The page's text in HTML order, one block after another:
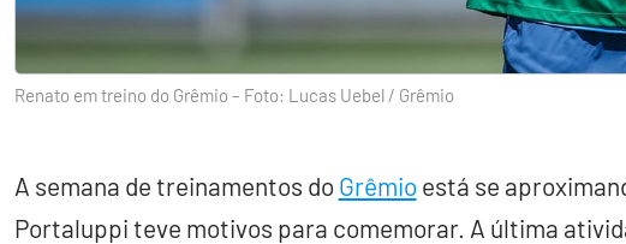
Renato em treino do Grêmio – Foto: Lucas Uebel / Grêmio
A semana de treinamentos do Grêmio está se
Portaluppi teve motivos para comemorar. A última